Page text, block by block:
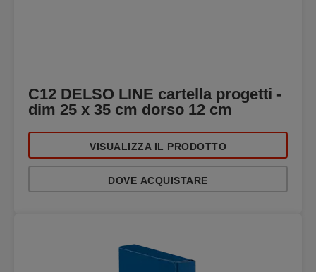
C12 DELSO LINE cartella progetti -
dim 25 x 35 cm dorso 12 cm
VISUALIZZA IL PRODOTTO
DOVE ACQUISTARE